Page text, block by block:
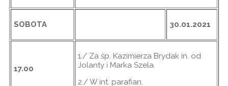
SOBOTA 30.01.2021
17.00
1./ Za śp. Kazimierza Brydak in. od
Jolanty i Marka Szela.
2./ W int. parafian.